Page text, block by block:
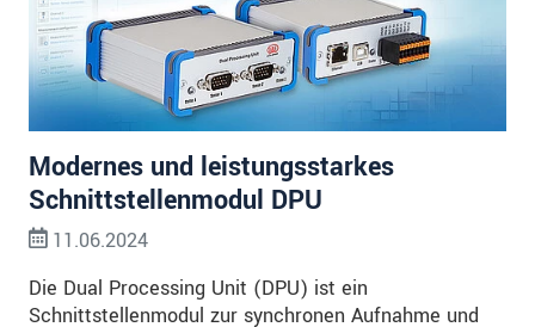
Modernes und leistungsstarkes
Schnittstellenmodul DPU
11.06.2024
Die Dual Processing Unit (DPU) ist ein
Schnittstellenmodul zur synchronen Aufnahme und